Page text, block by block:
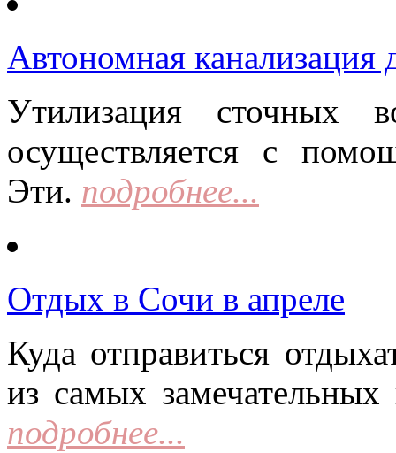
Автономная канализация
Утилизация сточных
осуществляется с
Эти. подробнее...
Отдых в Сочи в апреле
Куда отправиться
из самых замечательных
подробнее...